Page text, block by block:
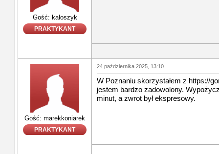
Gość: kaloszyk
PRAKTYKANT
Gość: marekkoniarek
PRAKTYKANT
24 października 2025, 13:10
W Poznaniu skorzystałem z https://
jestem bardzo zadowolony.
minut, a zwrot był ekspresowy.